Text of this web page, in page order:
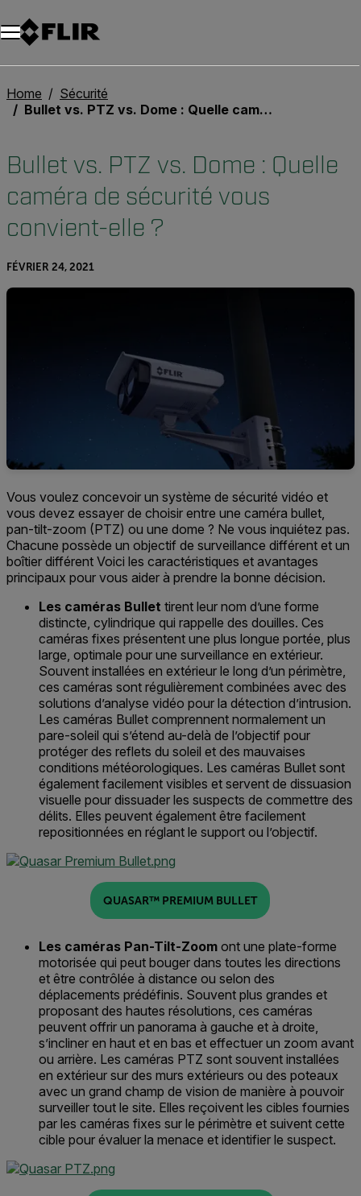
Unread messages
Modèle
Supprimer
articles
article
Ajouter au panier
Ajouté au panier
Home
Sécurité
Bullet vs. PTZ vs. Dome : Quelle caméra de sécurité vous convient-elle ?
Bullet vs. PTZ vs. Dome : Quelle
caméra de sécurité vous
convient-elle ?
FÉVRIER 24, 2021
Vous voulez concevoir un système de sécurité vidéo et
vous devez essayer de choisir entre une caméra bullet,
pan-tilt-zoom (PTZ) ou une dome ? Ne vous inquiétez pas.
Chacune possède un objectif de surveillance différent et un
boîtier différent Voici les caractéristiques et avantages
principaux pour vous aider à prendre la bonne décision.
Les caméras Bullet tirent leur nom d’une forme
distincte, cylindrique qui rappelle des douilles. Ces
caméras fixes présentent une plus longue portée, plus
large, optimale pour une surveillance en extérieur.
Souvent installées en extérieur le long d’un périmètre,
ces caméras sont régulièrement combinées avec des
solutions d’analyse vidéo pour la détection d’intrusion.
Les caméras Bullet comprennent normalement un
pare-soleil qui s’étend au-delà de l’objectif pour
protéger des reflets du soleil et des mauvaises
conditions météorologiques. Les caméras Bullet sont
également facilement visibles et servent de dissuasion
visuelle pour dissuader les suspects de commettre des
délits. Elles peuvent également être facilement
repositionnées en réglant le support ou l’objectif.
QUASAR™ PREMIUM BULLET
Les caméras Pan-Tilt-Zoom ont une plate-forme
motorisée qui peut bouger dans toutes les directions
et être contrôlée à distance ou selon des
déplacements prédéfinis. Souvent plus grandes et
proposant des hautes résolutions, ces caméras
peuvent offrir un panorama à gauche et à droite,
s’incliner en haut et en bas et effectuer un zoom avant
ou arrière. Les caméras PTZ sont souvent installées
en extérieur sur des murs extérieurs ou des poteaux
avec un grand champ de vision de manière à pouvoir
surveiller tout le site. Elles reçoivent les cibles fournies
par les caméras fixes sur le périmètre et suivent cette
cible pour évaluer la menace et identifier le suspect.